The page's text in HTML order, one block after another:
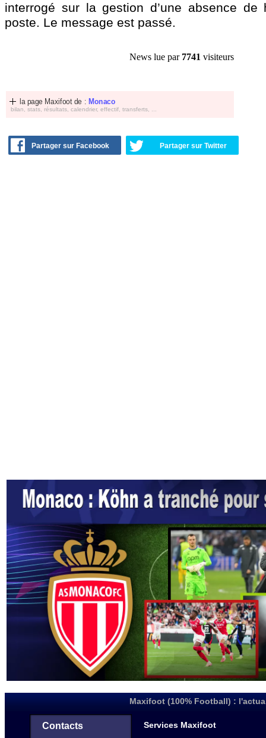
interrogé sur la gestion d’une absence de
poste. Le message est passé.
News lue par 7741 visiteurs
la page Maxifoot de : Monaco
bilan, stats, résultats, calendrier, effectif, transferts, ...
Partager sur Facebook Partager sur Twitter
Maxifoot (100% Football) :
Contacts Services Maxifoot